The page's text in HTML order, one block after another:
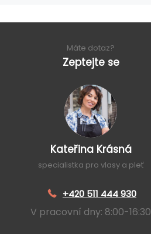
Máte dotaz?
Zeptejte se
Kateřina Krásná
specialistka pro vlasy a pleť
+420 511 444 930
V pracovní dny: 8:00-16:30